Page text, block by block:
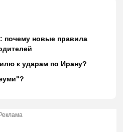
почему новые правила
к ударам по Ирану?
Реклама